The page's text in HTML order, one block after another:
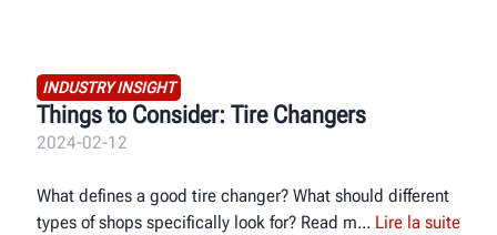
INDUSTRY INSIGHT
Things to Consider: Tire Changers
2024-02-12
What defines a good tire changer? What should different
types of shops specifically look for? Read m
Lire la suite